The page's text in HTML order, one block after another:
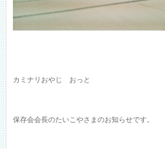
カミナリおやじ おっと
保存会会長のたいこやさまのお知らせです。